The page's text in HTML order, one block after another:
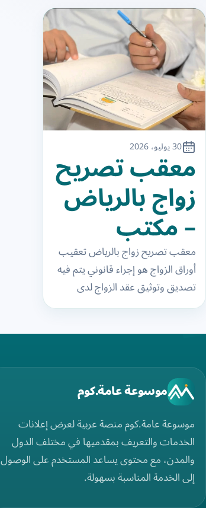
30 يوليو، 2026
معقب تصريح
زواج بالرياض
– مكتب
خدمات
تعقيب الزواج
– أفضل
مكتب تعقيب
الزواج
وتسهيل
المعاملات في
الرياض
معقب تصريح زواج بالرياض تعقيب
أوراق الزواج هو إجراء قانوني يتم فيه
تصديق وتوثيق عقد الزواج لدى
الجهات المعنية ويتطلب تعقيب
موسوعة عامة.كوم
موسوعة عامة.كوم منصة عربية لعرض إعلانات
الخدمات والتعريف بمقدميها في مختلف الدول
والمدن، مع محتوى يساعد المستخدم على الوصول
إلى الخدمة المناسبة بسهولة.